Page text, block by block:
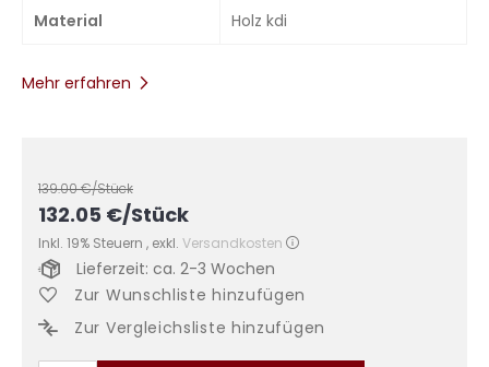
Material Holz kdi
Mehr erfahren
139.00€/Stück
132.05 €/Stück
Inkl. 19% Steuern , exkl. Versandkosten
Lieferzeit: ca. 2-3 Wochen
Zur Wunschliste hinzufügen
Zur Vergleichsliste hinzufügen